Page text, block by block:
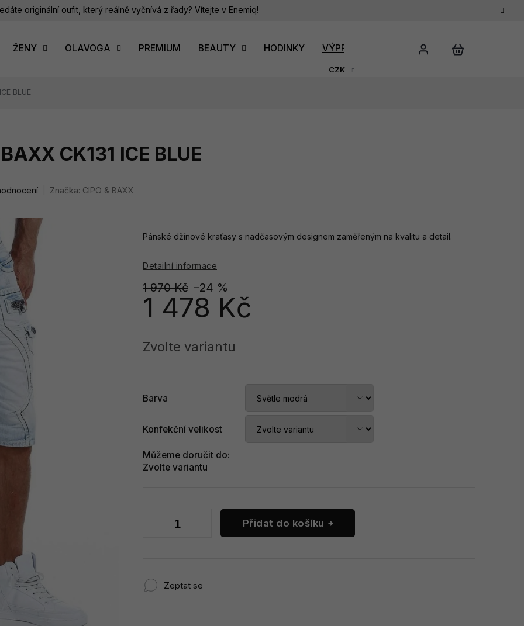
originální oufit, který reálně vyčnívá z řady? Vítejte v Enemiq!
CZK
ŽENY OLAVOGA PREMIUM BEAUTY HODINKY VÝPRODEJ DÁRKOVÝ POUKAZ
BLUE
CK131 ICE BLUE
Značka: CIPO & BAXX
1 970 Kč –24 %
1 478 Kč
cena:
Zvolte variantu
Barva
Konfekční velikost
Můžeme doručit do:
Zvolte variantu
Přidat do košíku
Pánské džínové kraťasy s nadčasovým designem zaměřeným na kvalitu a detail.
Detailní informace
Zeptat se